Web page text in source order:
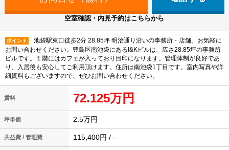
空室確認・内見予約はこちらから
ポイント
池袋駅東口徒歩2分 28.85坪 明治通り沿いの事務所・店舗。お気軽に
お問い合わせください。豊島区南池袋にあるI&Kビルは、広さ28.85坪の事務所
ビルです。１階にはカフェが入っており目印になります。管理体制が良好であ
り、入居後も安心してご利用頂けます。住所は南池袋1丁目です。室内写真や詳
細資料もございますので、ぜひお問い合わせください。
賃料 72.125万円
坪単価 2.5万円
共益費 / 管理費 115,400円 / -